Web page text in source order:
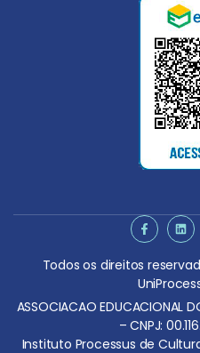
Todos os direitos
ASSOCIACAO EDUCACIONAL
– CNPJ:
Instituto Processus de